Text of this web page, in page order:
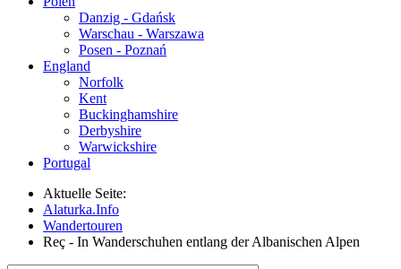
Danzig - Gdańsk
Warschau - Warszawa
Posen - Poznań
England
Norfolk
Kent
Buckinghamshire
Derbyshire
Warwickshire
Portugal
Aktuelle Seite:
Alaturka.Info
Wandertouren
Reç - In Wanderschuhen entlang der Albanischen Alpen